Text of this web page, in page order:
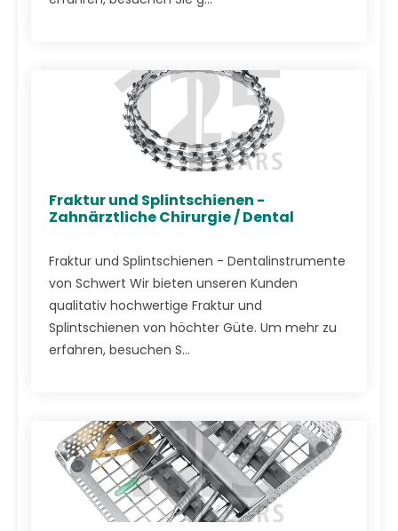
Fraktur und Splintschienen -
Zahnärztliche Chirurgie / Dental
Fraktur und Splintschienen - Dentalinstrumente
von Schwert Wir bieten unseren Kunden
qualitativ hochwertige Fraktur und
Splintschienen von höchter Güte. Um mehr zu
erfahren, besuchen S...